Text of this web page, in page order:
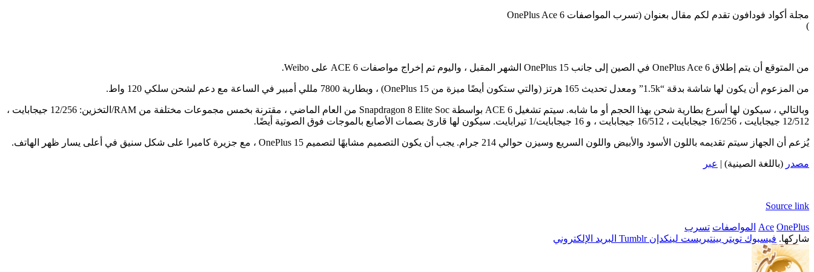
مجلة أكواد فودافون تقدم لكم مقال بعنوان (تسرب المواصفات OnePlus Ace 6
)
من المتوقع أن يتم إطلاق OnePlus Ace 6 في الصين إلى جانب OnePlus 15 الشهر المقبل ، واليوم تم إخراج مواصفات ACE 6 على Weibo.
من المزعوم أن يكون لها شاشة بدقة “1.5k” ومعدل تحديث 165 هرتز (والتي ستكون أيضًا ميزة من OnePlus 15) ، وبطارية 7800 مللي أمبير في الساعة مع دعم لشحن سلكي 120 واط.
وبالتالي ، سيكون لها أسرع بطارية شحن بهذا الحجم أو ما شابه. سيتم تشغيل ACE 6 بواسطة Snapdragon 8 Elite Soc من العام الماضي ، مقترنة بخمس مجموعات مختلفة من RAM/التخزين: 12/256 جيجابايت ،
12/512 جيجابايت ، 16/256 جيجابايت ، 16/512 جيجابايت ، و 16 جيجابايت/1 تيرابايت. سيكون لها قارئ بصمات الأصابع بالموجات فوق الصوتية أيضًا.
يُزعم أن الجهاز سيتم تقديمه باللون الأسود والأبيض واللون السريع وسيزن حوالي 214 جرام. يجب أن يكون التصميم مشابهًا لتصميم OnePlus 15 ، مع جزيرة كاميرا على شكل سنيق في أعلى يسار ظهر الهاتف.
مصدر (باللغة الصينية) | عبر
Source link
Ace OnePlus المواصفات تسرب
شاركها. فيسبوك تويتر بينتيريست لينكدإن Tumblr البريد الإلكتروني